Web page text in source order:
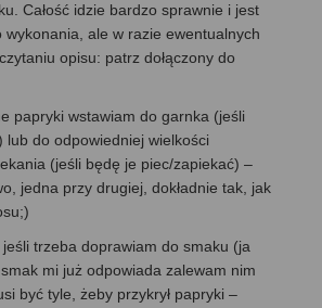
Całość idzie bardzo sprawnie i jest
wykonania, ale w razie ewentualnych
opisu: patrz dołączony do
papryki wstawiam do garnka (jeśli
lub do odpowiedniej wielkości
(jeśli będę je piec/zapiekać) –
jedna przy drugiej, dokładnie tak, jak
trzeba doprawiam do smaku (ja
mi już odpowiada zalewam nim
być tyle, żeby przykrył papryki –